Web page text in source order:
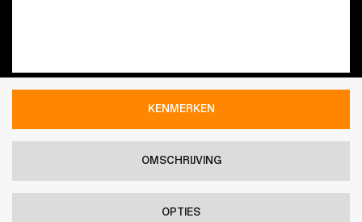
KENMERKEN
OMSCHRIJVING
OPTIES